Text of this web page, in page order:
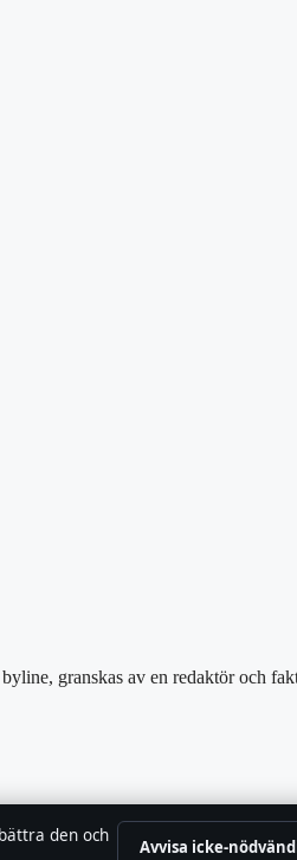
granskas av en redaktör och
den och
Avvisa icke-